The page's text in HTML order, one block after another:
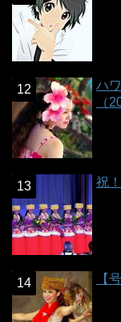
ハ
（
祝
【